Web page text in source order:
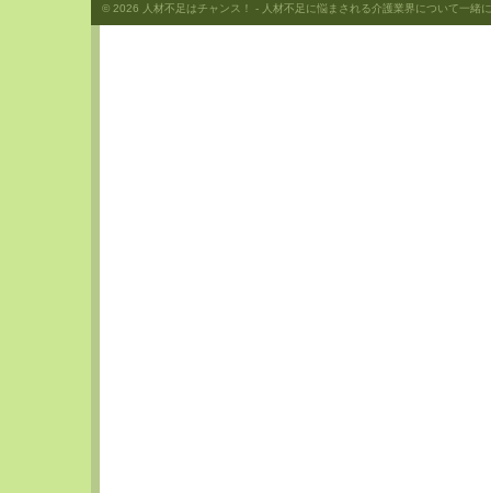
© 2026 人材不足はチャンス！ - 人材不足に悩まされる介護業界について一緒